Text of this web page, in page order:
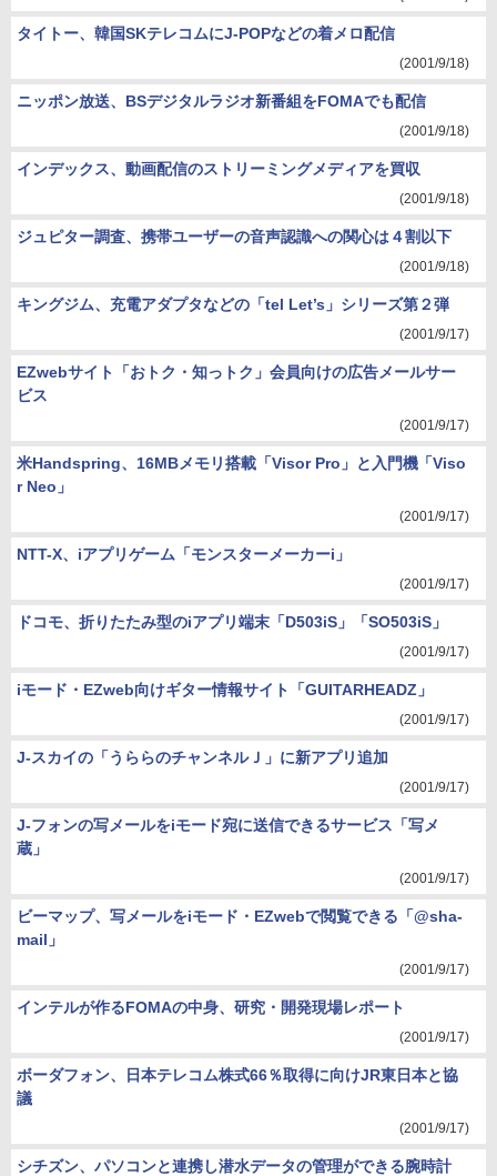
タイトー、韓国SKテレコムにJ-POPなどの着メロ配信
(2001/9/18)
ニッポン放送、BSデジタルラジオ新番組をFOMAでも配信
(2001/9/18)
インデックス、動画配信のストリーミングメディアを買収
(2001/9/18)
ジュピター調査、携帯ユーザーの音声認識への関心は４割以下
(2001/9/18)
キングジム、充電アダプタなどの「tel Let’s」シリーズ第２弾
(2001/9/17)
EZwebサイト「おトク・知っトク」会員向けの広告メールサー
ビス
(2001/9/17)
米Handspring、16MBメモリ搭載「Visor Pro」と入門機「Viso
r Neo」
(2001/9/17)
NTT-X、iアプリゲーム「モンスターメーカーi」
(2001/9/17)
ドコモ、折りたたみ型のiアプリ端末「D503iS」「SO503iS」
(2001/9/17)
iモード・EZweb向けギター情報サイト「GUITARHEADZ」
(2001/9/17)
J-スカイの「うららのチャンネルＪ」に新アプリ追加
(2001/9/17)
J-フォンの写メールをiモード宛に送信できるサービス「写メ
蔵」
(2001/9/17)
ビーマップ、写メールをiモード・EZwebで閲覧できる「@sha-
mail」
(2001/9/17)
インテルが作るFOMAの中身、研究・開発現場レポート
(2001/9/17)
ボーダフォン、日本テレコム株式66％取得に向けJR東日本と協
議
(2001/9/17)
シチズン、パソコンと連携し潜水データの管理ができる腕時計